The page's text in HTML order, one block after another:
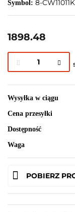
Symbol: 8-
1898.48
Wysyłka w ciągu
Cena przesyłki
Dostępność
Waga
POBIERZ